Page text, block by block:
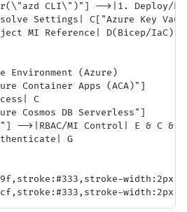
CLI\")"] -->|1. Deploy/
Settings| C["Azure Key
MI Reference| D(Bicep/IaC)
Environment (Azure)
Container Apps (ACA)"]
C
Cosmos DB Serverless"]
-->|RBAC/MI Control| E & C & F
G
width:2px